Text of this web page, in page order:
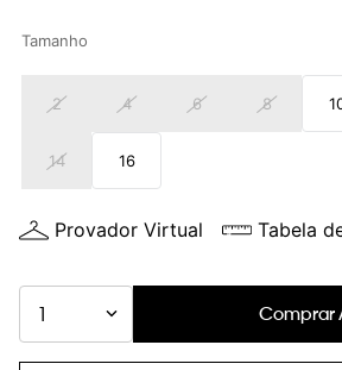
entre outros, a capacidade de comprar
Tamanho
2 4 6 8
14 16
Provador Virtual Tabela
1 Comprar